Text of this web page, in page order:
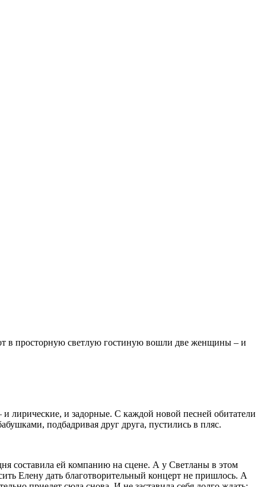
в просторную светлую гостиную вошли две женщины – и
и задорные. С каждой новой песней обитатели
подбадривая друг друга, пустились в пляс.
составила ей компанию на сцене. А у Светланы в этом
Елену дать благотворительный концерт не пришлось. А